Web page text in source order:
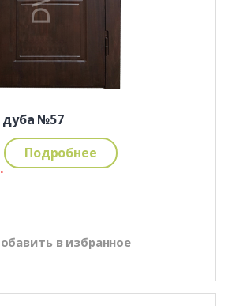
№57
Подробнее
в избранное